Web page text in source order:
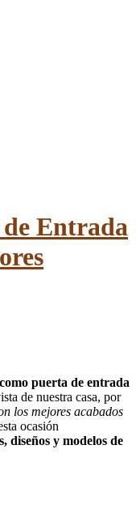
Entrada
puerta de entrada
de nuestra casa, por
los mejores acabados
ocasión
diseños y modelos de